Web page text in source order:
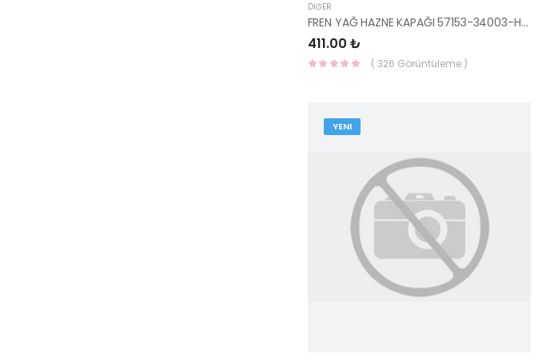
DIĞER
FREN YAĞ HAZNE KAPAĞI 57153-34003-HMC
411.00 ₺
( 326 Görüntüleme )
YENI